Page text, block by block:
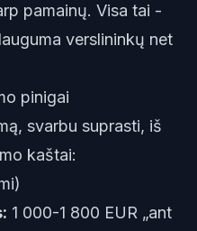
pamainų. Visa tai -
verslininkų net
pinigai
svarbu suprasti, iš
kaštai:
1 000-1 800 EUR „ant